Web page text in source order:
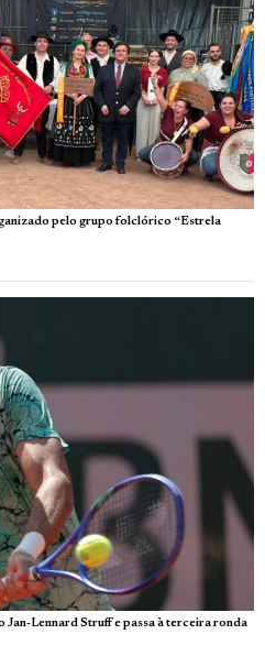
pelo grupo folclórico “Estrela
Jan-Lennard Struff e passa à terceira ronda